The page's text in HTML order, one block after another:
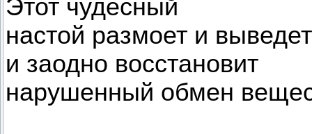
Этот чудесный
настой размоет и
и заодно восстановит
нарушенный обмен